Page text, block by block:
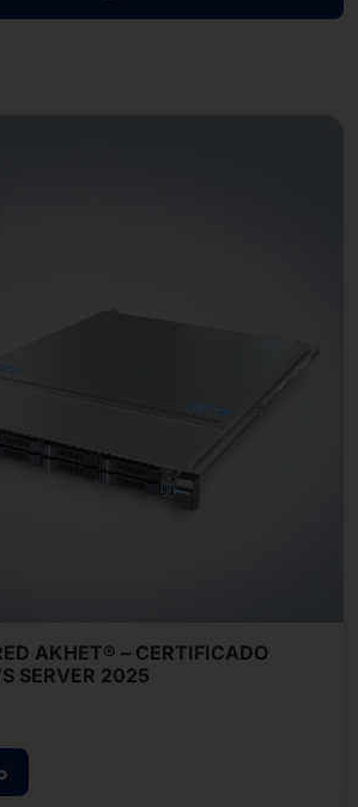
AKHET® – CERTIFICADO
SERVER 2025